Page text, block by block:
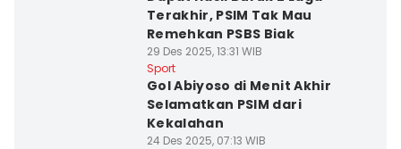
Terakhir, PSIM Tak Mau
Remehkan PSBS Biak
29 Des 2025, 13:31 WIB
Sport
Gol Abiyoso di Menit Akhir
Selamatkan PSIM dari
Kekalahan
24 Des 2025, 07:13 WIB